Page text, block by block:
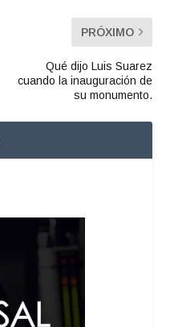
PRÓXIMO
Qué dijo Luis Suarez
cuando la inauguración de
su monumento.